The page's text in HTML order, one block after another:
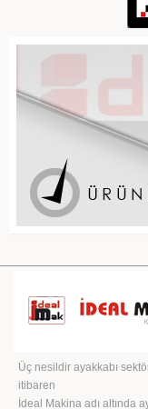
Üç nesildir ayakkabı
itibaren
İdeal Makina adı altında